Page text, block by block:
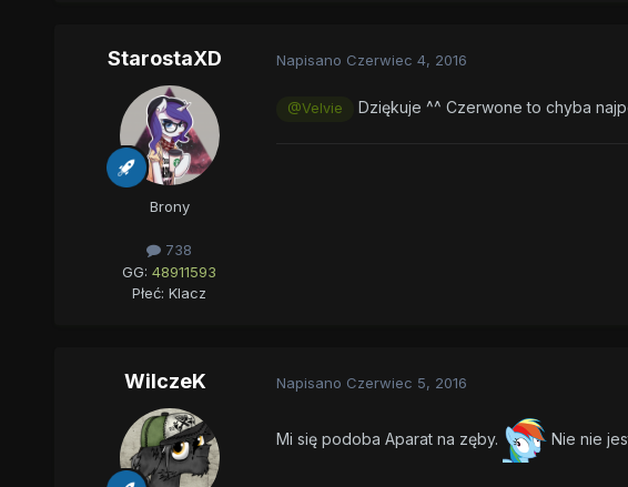
StarostaXD
Brony
738
GG:48911593
Płeć: Klacz
Napisano Czerwiec 4, 2016
@Velvie Dziękuje ^^ Czerwone to chyba
WilczeK Napisano Czerwiec 5, 2016
Mi się podoba Aparat na zęby. Nie nie